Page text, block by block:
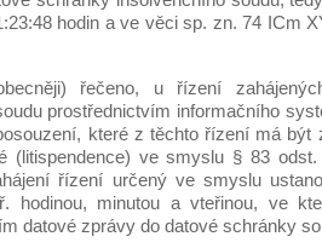
hodin a ve věci sp. zn. 74 ICm
řečeno, u řízení
prostřednictvím informačního
které z těchto řízení má být
(litispendence) ve smyslu § 83
řízení určený ve smyslu
hodinou, minutou a vteřinou, ve
datové zprávy do datové schránky